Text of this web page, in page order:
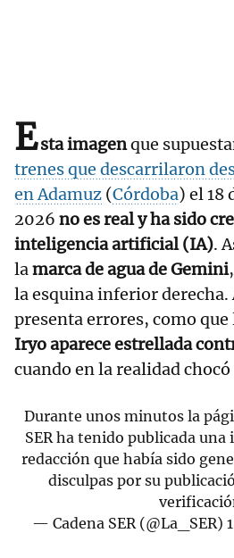
Esta imagenque
trenes que descarrilaron
en Adamuz (Córdoba) el 18
2026 no es real y ha sido
inteligencia artificial (IA).
lamarca de agua de Gemini
la esquina inferior derecha.
presenta errores, como que
Iryo aparece estrellada
cuando en la realidad
Durante unos minutos la
SER ha tenido publicada
redacción que había sido
disculpas por su
— Cadena SER (@La_SER)